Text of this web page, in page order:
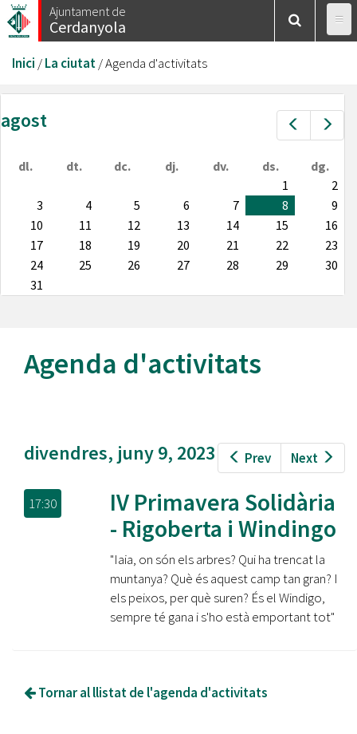
Vés
al
Ajuntament de
Cerdanyola
Esteu
aquí
Inici /La ciutat/Agenda d'activitats
Prev
agost
dl. dt. dc. dj. dv. ds.
dg.
1
2
3
4 5 6 7 8
9
10
11 12 13 14 15
16
17
18 19 20 21 22
23
24
25 26 27 28 29
30
31
Agenda d'activitats
Prev Next
divendres, juny 9, 2023
17:30
IV Primavera Solidària
- Rigoberta i Windingo
"Iaia, on són els arbres? Qui ha trencat la
muntanya? Què és aquest camp tan gran? I
els peixos, per què suren? És el Windigo,
sempre té gana i s'ho està emportant tot"
Tornar al llistat de l'agenda d'activitats